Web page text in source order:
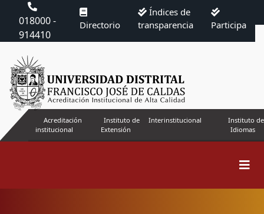
018000 -
914410
Directorio
Índices de
transparencia
Participa
Acreditación
institucional
Instituto de
Extensión
Interinstitucional
Instituto de
Idiomas